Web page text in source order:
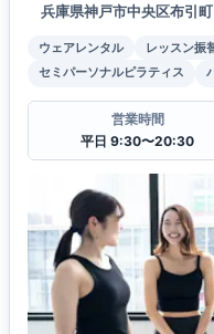
兵庫県神戸市中央区布引
ウェアレンタル レッスン振
セミパーソナルピラティス
営業時間
平日 9:30〜20:30